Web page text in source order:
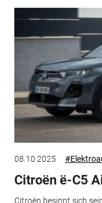
08.10.2025
Citroën ë-C5
Citroën besinnt sich